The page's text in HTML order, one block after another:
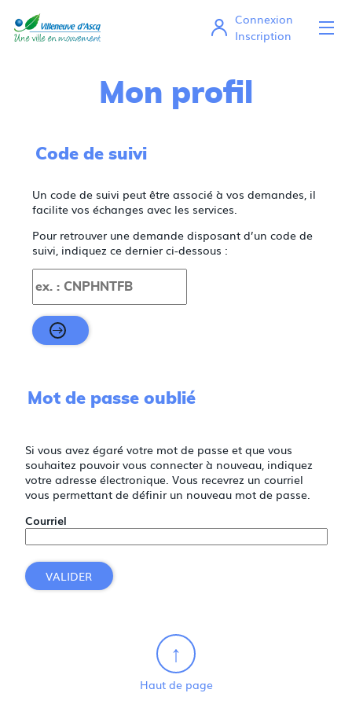
Mes démarches en ligne
Connexion
Inscription
Mon profil
Code de suivi
Un code de suivi peut être associé à vos demandes, il
facilite vos échanges avec les services.
Pour retrouver une demande disposant d’un code de
suivi, indiquez ce dernier ci-dessous :
Code de suivi
Mot de passe oublié
Si vous avez égaré votre mot de passe et que vous
souhaitez pouvoir vous connecter à nouveau, indiquez
votre adresse électronique. Vous recevrez un courriel
vous permettant de définir un nouveau mot de passe.
Courriel
VALIDER
Haut de page